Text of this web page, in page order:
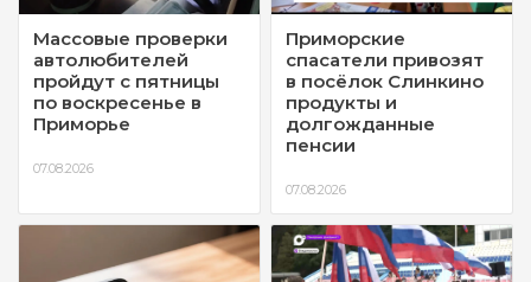
Массовые проверки
автолюбителей
пройдут с пятницы
по воскресенье в
Приморье
07.08.2026
Приморские
спасатели привозят
в посёлок Слинкино
продукты и
долгожданные
пенсии
07.08.2026